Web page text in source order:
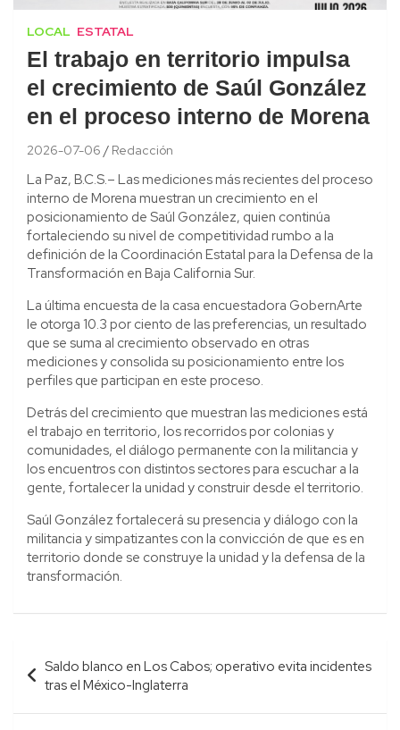
LOCAL ESTATAL
El trabajo en territorio impulsa
el crecimiento de Saúl González
en el proceso interno de Morena
2026-07-06 Redacción
La Paz, B.C.S.– Las mediciones más recientes del proceso
interno de Morena muestran un crecimiento en el
posicionamiento de Saúl González, quien continúa
fortaleciendo su nivel de competitividad rumbo a la
definición de la Coordinación Estatal para la Defensa de la
Transformación en Baja California Sur.
La última encuesta de la casa encuestadora GobernArte
le otorga 10.3 por ciento de las preferencias, un resultado
que se suma al crecimiento observado en otras
mediciones y consolida su posicionamiento entre los
perfiles que participan en este proceso.
Detrás del crecimiento que muestran las mediciones está
el trabajo en territorio, los recorridos por colonias y
comunidades, el diálogo permanente con la militancia y
los encuentros con distintos sectores para escuchar a la
gente, fortalecer la unidad y construir desde el territorio.
Saúl González fortalecerá su presencia y diálogo con la
militancia y simpatizantes con la convicción de que es en
territorio donde se construye la unidad y la defensa de la
transformación.
Navegación
de
entradas
Saldo blanco en Los Cabos; operativo evita incidentes
tras el México-Inglaterra